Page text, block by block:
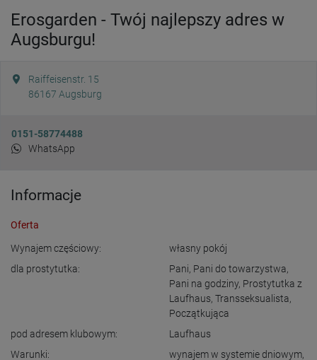
Erosgarden - Twój najlepszy adres w
Augsburgu!
Raiffeisenstr. 15
86167 Augsburg
0151-58774488
WhatsApp
Informacje
Oferta
Wynajem częściowy:
własny pokój
dla prostytutka:
Pani, Pani do towarzystwa,
Pani na godziny, Prostytutka z
Laufhaus, Transseksualista,
Początkująca
pod adresem klubowym:
Laufhaus
Warunki:
wynajem w systemie dniowym,